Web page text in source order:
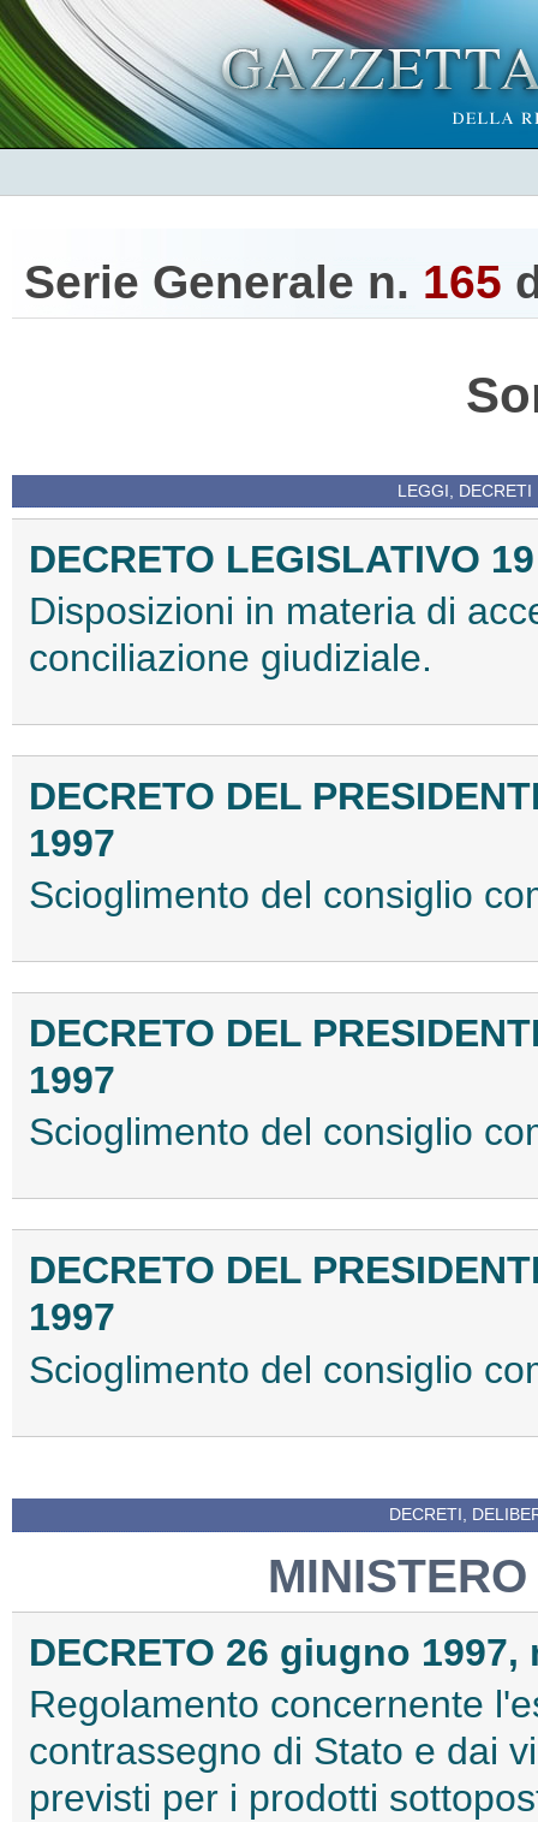
Serie Generale n. 165
LEGGI, DECRETI
DECRETO LEGISLATIVO
Disposizioni in materia di
conciliazione giudiziale.
DECRETO DEL
1997
Scioglimento del consiglio
DECRETO DEL
1997
Scioglimento del consiglio
DECRETO DEL
1997
Scioglimento del consiglio
DECRETI,
DECRETO 26 giugno 1997,
Regolamento concernente
contrassegno di Stato e dai
previsti per i prodotti